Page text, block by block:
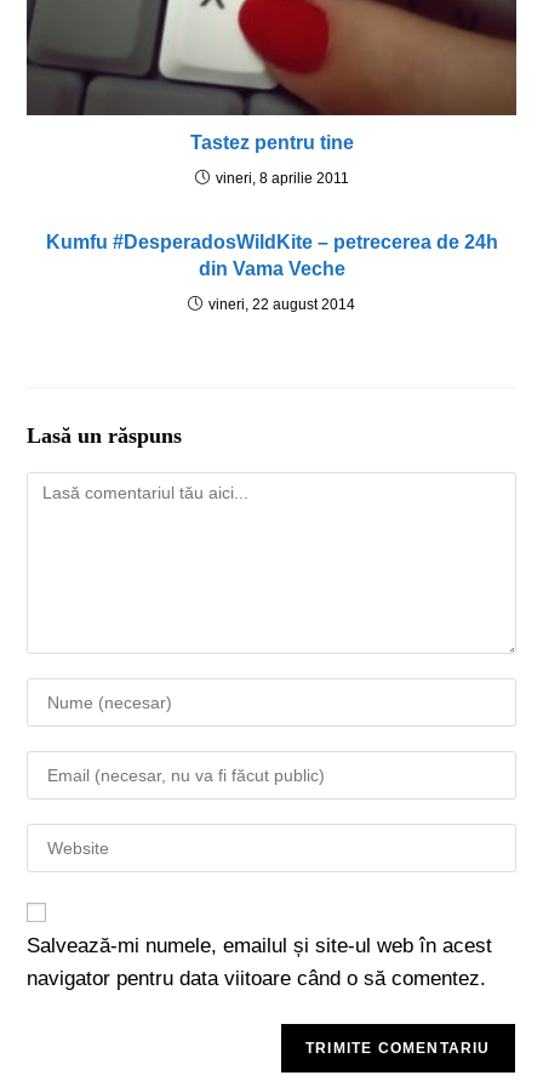
Tastez pentru tine
vineri, 8 aprilie 2011
Kumfu #DesperadosWildKite – petrecerea de 24h
din Vama Veche
vineri, 22 august 2014
Lasă un răspuns
Salvează-mi numele, emailul și site-ul web în acest
navigator pentru data viitoare când o să comentez.